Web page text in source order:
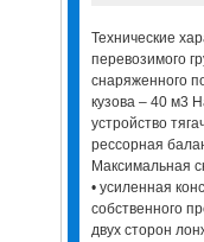
Технические
перевозимого
снаряженного
кузова – 40 м3
устройство
рессорная
Максимальная
• усиленная
собственного
двух сторон